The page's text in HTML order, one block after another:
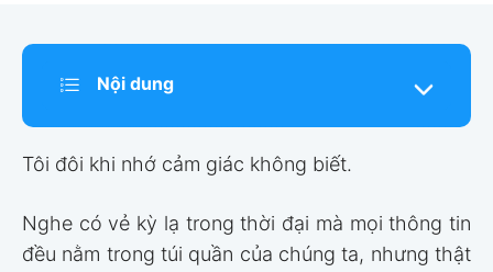
Nội dung
Tôi đôi khi nhớ cảm giác không biết.
Nghe có vẻ kỳ lạ trong thời đại mà mọi thông tin
đều nằm trong túi quần của chúng ta, nhưng thật